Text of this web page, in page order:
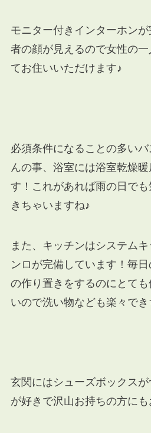
モニター付きインターホン
者の顔が見えるので女性の
てお住いいただけます♪
必須条件になることの多い
んの事、浴室には浴室乾燥
す！これがあれば雨の日で
きちゃいますね♪
また、キッチンはシステム
ンロが完備しています！毎
の作り置きをするのにとて
いので洗い物なども楽々で
玄関にはシューズボックス
が好きで沢山お持ちの方にも